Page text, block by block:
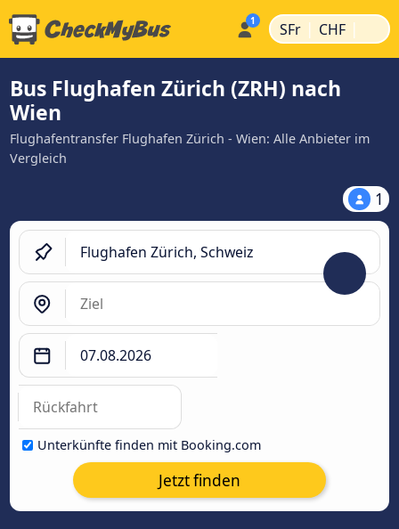
SFr | CHF |
Bus Flughafen Zürich (ZRH) nach
Wien
Flughafentransfer Flughafen Zürich - Wien: Alle Anbieter im
Vergleich
1
Unterkünfte finden mit Booking.com
Jetzt finden